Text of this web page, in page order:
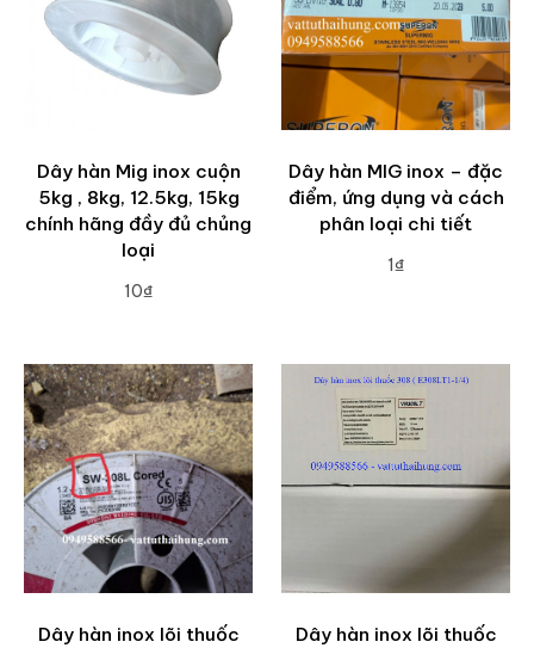
Dây hàn Mig inox cuộn
5kg , 8kg, 12.5kg, 15kg
chính hãng đầy đủ chủng
loại
10₫
Dây hàn MIG inox – đặc
điểm, ứng dụng và cách
phân loại chi tiết
1₫
Dây hàn inox lõi thuốc
Dây hàn inox lõi thuốc